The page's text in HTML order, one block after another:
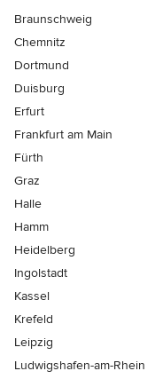
Braunschweig
Chemnitz
Dortmund
Duisburg
Erfurt
Frankfurt am Main
Fürth
Graz
Halle
Hamm
Heidelberg
Ingolstadt
Kassel
Krefeld
Leipzig
Ludwigshafen-am-Rhein